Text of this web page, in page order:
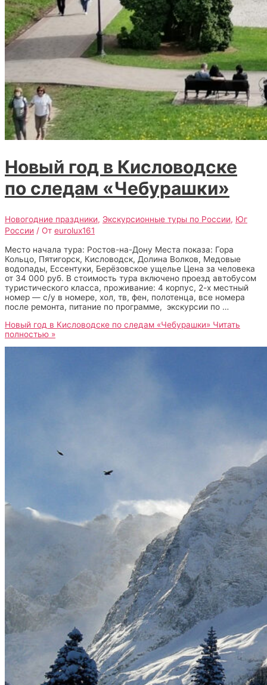
Новый год в Кисловодске
по следам «Чебурашки»
Новогодние праздники, Экскурсионные туры по России, Юг
России / От eurolux161
Место начала тура: Ростов-на-Дону Места показа: Гора
Кольцо, Пятигорск, Кисловодск, Долина Волков, Медовые
водопады, Ессентуки, Берёзовское ущелье Цена за человека
от 34 000 руб. В стоимость тура включено проезд автобусом
туристического класса, проживание: 4 корпус, 2-х местный
номер — с/у в номере, хол, тв, фен, полотенца, все номера
после ремонта, питание по программе, экскурсии по …
Новый год в Кисловодске по следам «Чебурашки» Читать
полностью »